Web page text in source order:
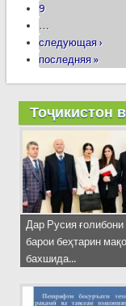
9
…
следующая ›
последняя »
Тоҷикистон
Дар Русия
барои беҳтарин
бахшида...